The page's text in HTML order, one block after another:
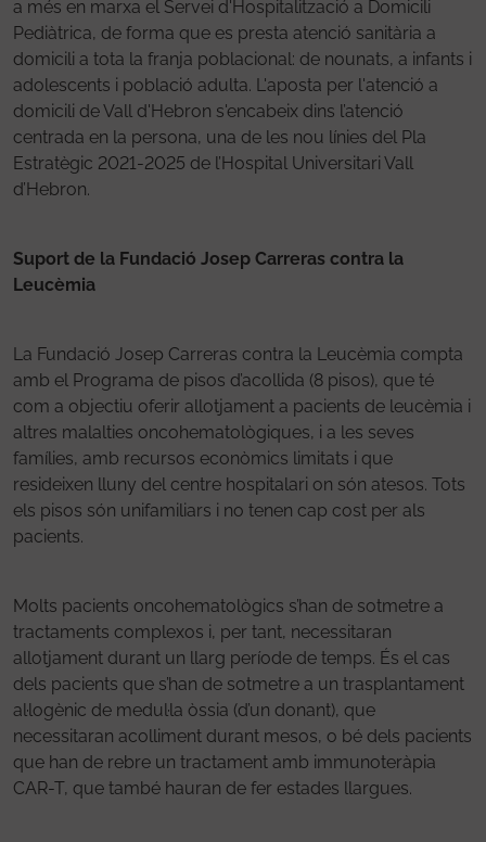
a més en marxa el Servei d'Hospitalització a Domicili
Pediàtrica, de forma que es presta atenció sanitària a
domicili a tota la franja poblacional: de nounats, a infants i
adolescents i població adulta. L'aposta per l'atenció a
domicili de Vall d'Hebron s'encabeix dins l’atenció
centrada en la persona, una de les nou línies del Pla
Estratègic 2021-2025 de l’Hospital Universitari Vall
d’Hebron.
Suport de la Fundació Josep Carreras contra la
Leucèmia
La Fundació Josep Carreras contra la Leucèmia compta
amb el Programa de pisos d’acollida (8 pisos), que té
com a objectiu oferir allotjament a pacients de leucèmia i
altres malalties oncohematològiques, i a les seves
famílies, amb recursos econòmics limitats i que
resideixen lluny del centre hospitalari on són atesos. Tots
els pisos són unifamiliars i no tenen cap cost per als
pacients.
Molts pacients oncohematològics s’han de sotmetre a
tractaments complexos i, per tant, necessitaran
allotjament durant un llarg període de temps. És el cas
dels pacients que s’han de sotmetre a un trasplantament
al·logènic de medul·la òssia (d’un donant), que
necessitaran acolliment durant mesos, o bé dels pacients
que han de rebre un tractament amb immunoteràpia
CAR-T, que també hauran de fer estades llargues.